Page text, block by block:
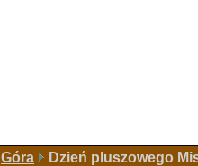
Góra
Dzień pluszowego